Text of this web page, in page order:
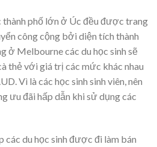
thành phố lớn ở Úc đều được trang
công cộng bởi diện tích thành
ở Melbourne các du học sinh sẽ
thẻ với giá trị các mức khác nhau
Vì là các học sinh sinh viên, nên
ưu đãi hấp dẫn khi sử dụng các
các du học sinh được đi làm bán